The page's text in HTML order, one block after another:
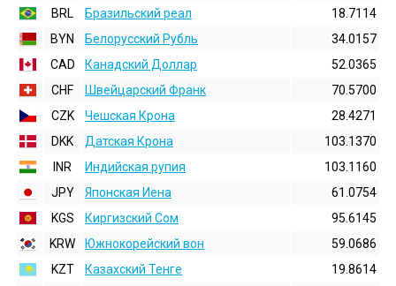
BRL
Бразильский реал
18.7114
BYN
Белорусский Рубль
34.0157
CAD
Канадский Доллар
52.0365
CHF
Швейцарский Франк
70.5700
CZK
Чешская Крона
28.4271
DKK
Датская Крона
103.1370
INR
Индийская pупия
103.1160
JPY
Японская Иена
61.0754
KGS
Киргизский Сом
95.6145
KRW
Южнокорейский вон
59.0686
KZT
Казахский Тенге
19.8614